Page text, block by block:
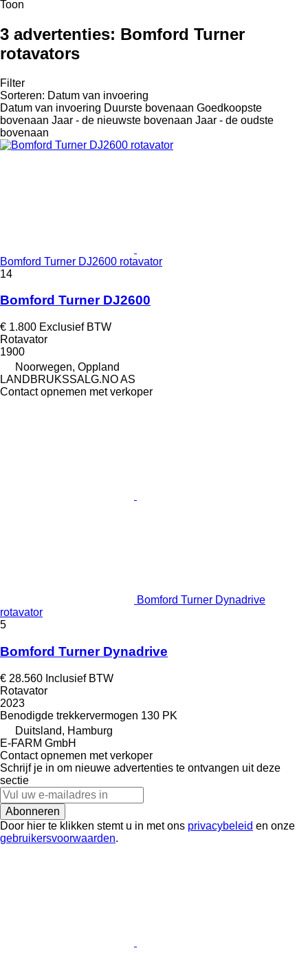
Toon
3 advertenties: Bomford Turner
rotavators
Filter
Sorteren: Datum van invoering
Datum van invoering Duurste bovenaan Goedkoopste
bovenaan Jaar - de nieuwste bovenaan Jaar - de oudste
bovenaan
Bomford Turner DJ2600 rotavator
14
Bomford Turner DJ2600
€ 1.800 Exclusief BTW
Rotavator
1900
Noorwegen, Oppland
LANDBRUKSSALG.NO AS
Contact opnemen met verkoper
Bomford Turner Dynadrive
rotavator
5
Bomford Turner Dynadrive
€ 28.560 Inclusief BTW
Rotavator
2023
Benodigde trekkervermogen 130 PK
Duitsland, Hamburg
E-FARM GmbH
Contact opnemen met verkoper
Schrijf je in om nieuwe advertenties te ontvangen uit deze
sectie
Abonneren
Door hier te klikken stemt u in met ons privacybeleid en onze
gebruikersvoorwaarden.